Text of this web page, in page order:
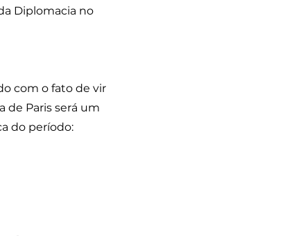
Diplomacia no
com o fato de vir
de Paris será um
do período: